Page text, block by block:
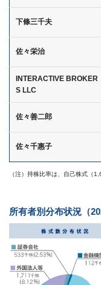
下條三千夫
佐々栄治
INTERACTIVE BROKER
S LLC
佐々善二郎
佐々千惠子
（注）持株比率は、自己株式（
所有者別分布状況（